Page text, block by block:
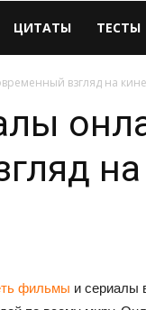
ЦИТАТЫ ТЕСТЫ
взгляд на
на
фильмы и сериалы